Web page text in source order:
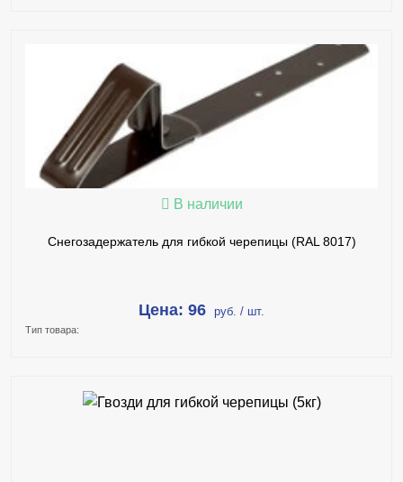
В КОРЗИНУ
КУПИТЬ В 1 КЛИК
В наличии
Снегозадержатель для гибкой черепицы (RAL 8017)
Цена: 96 руб. / шт.
Тип товара:
В КОРЗИНУ